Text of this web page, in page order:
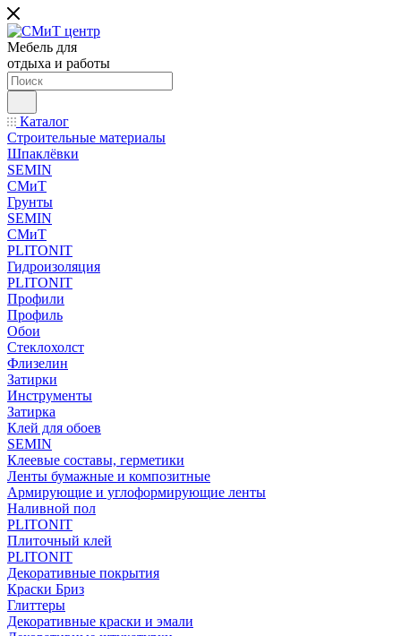
Мебель для
отдыха и работы
Каталог
Строительные материалы
Шпаклёвки
SEMIN
СМиТ
Грунты
SEMIN
СМиТ
PLITONIT
Гидроизоляция
PLITONIT
Профили
Профиль
Обои
Стеклохолст
Флизелин
Затирки
Инструменты
Затирка
Клей для обоев
SEMIN
Клеевые составы, герметики
Ленты бумажные и композитные
Армирующие и углоформирующие ленты
Наливной пол
PLITONIT
Плиточный клей
PLITONIT
Декоративные покрытия
Краски Бриз
Глиттеры
Декоративные краски и эмали